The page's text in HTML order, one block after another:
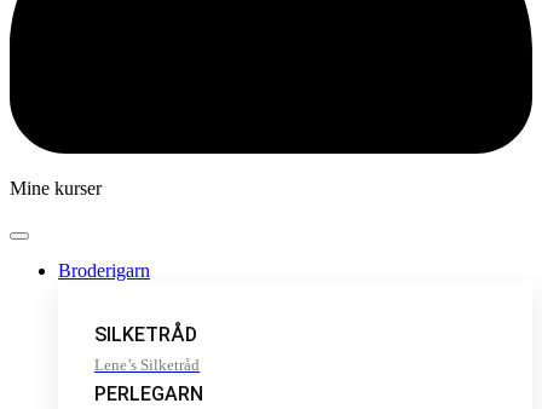
Mine kurser
Broderigarn
SILKETRÅD
Lene’s Silketråd
PERLEGARN